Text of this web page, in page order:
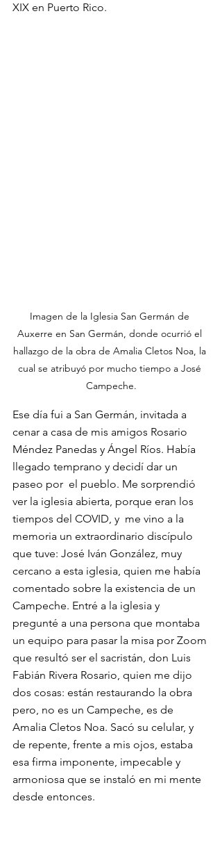
XIX en Puerto Rico.
Imagen de la Iglesia San Germán de
Auxerre en San Germán, donde ocurrió el
hallazgo de la obra de Amalia Cletos Noa, la
cual se atribuyó por mucho tiempo a José
Campeche.
Ese día fui a San Germán, invitada a
cenar a casa de mis amigos Rosario
Méndez Panedas y Ángel Ríos. Había
llegado temprano y decidí dar un
paseo por  el pueblo. Me sorprendió
ver la iglesia abierta, porque eran los
tiempos del COVID, y  me vino a la
memoria un extraordinario discípulo
que tuve: José Iván González, muy
cercano a esta iglesia, quien me había
comentado sobre la existencia de un
Campeche. Entré a la iglesia y
pregunté a una persona que montaba
un equipo para pasar la misa por Zoom
que resultó ser el sacristán, don Luis
Fabián Rivera Rosario, quien me dijo
dos cosas: están restaurando la obra
pero, no es un Campeche, es de
Amalia Cletos Noa. Sacó su celular, y
de repente, frente a mis ojos, estaba
esa firma imponente, impecable y
armoniosa que se instaló en mi mente
desde entonces.